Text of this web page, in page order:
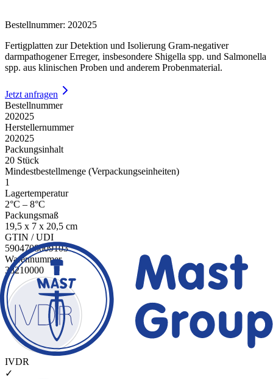
Bestellnummer: 202025
Fertigplatten zur Detektion und Isolierung Gram-negativer
darmpathogener Erreger, insbesondere Shigella spp. und Salmonella
spp. aus klinischen Proben und anderem Probenmaterial.
Jetzt anfragen
Bestellnummer
202025
Herstellernummer
202025
Packungsinhalt
20 Stück
Mindestbestellmenge (Verpackungseinheiten)
1
Lagertemperatur
2°C – 8°C
Packungsmaß
19,5 x 7 x 20,5 cm
GTIN / UDI
5904708009103
Warennummer
38210000
IVDR
✓